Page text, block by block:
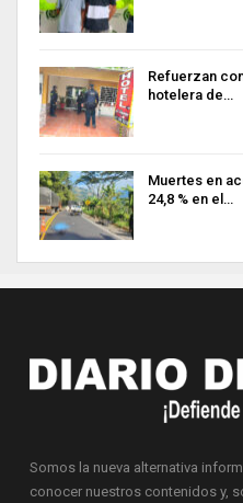
Refuerzan
hotelera de…
Muertes en
24,8 % en el…
Somos la nueva alternativa
conocer nuestros contenidos y,